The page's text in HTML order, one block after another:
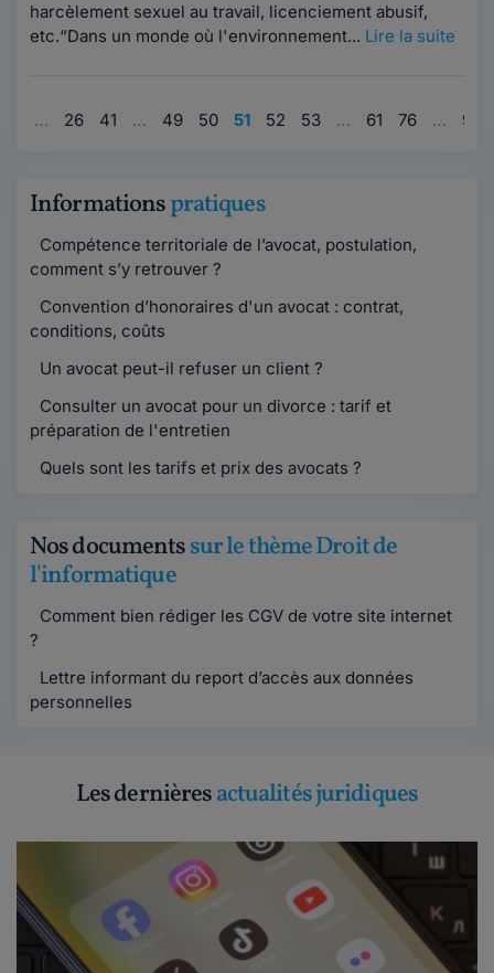
harcèlement sexuel au travail, licenciement abusif,
etc.“Dans un monde où l'environnement... Lire la suite
… 26 41 … 49 50 51 52 53 … 61 76 … 96
Informationspratiques
Compétence territoriale de l’avocat, postulation,
comment s’y retrouver ?
Convention d’honoraires d'un avocat : contrat,
conditions, coûts
Un avocat peut-il refuser un client ?
Consulter un avocat pour un divorce : tarif et
préparation de l'entretien
Quels sont les tarifs et prix des avocats ?
Nos documentssur le thème Droit de
l'informatique
Comment bien rédiger les CGV de votre site internet
?
Lettre informant du report d’accès aux données
personnelles
Les dernièresactualités juridiques